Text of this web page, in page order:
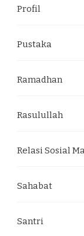
Profil
Pustaka
Ramadhan
Rasulullah
Relasi Sosial
Sahabat
Santri